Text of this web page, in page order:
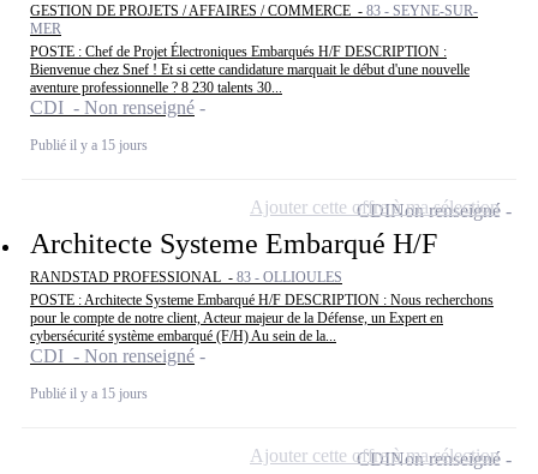
GESTION DE PROJETS / AFFAIRES / COMMERCE - 83 - SEYNE-SUR-
MER
POSTE : Chef de Projet Électroniques Embarqués H/F DESCRIPTION :
Bienvenue chez Snef ! Et si cette candidature marquait le début d'une nouvelle
aventure professionnelle ? 8 230 talents 30...
CDI - Non renseigné
Publié il y a 15 jours
Architecte Systeme Embarqué H/F
RANDSTAD PROFESSIONAL - 83 - OLLIOULES
POSTE : Architecte Systeme Embarqué H/F DESCRIPTION : Nous recherchons
pour le compte de notre client, Acteur majeur de la Défense, un Expert en
cybersécurité système embarqué (F/H) Au sein de la...
CDI - Non renseigné
Publié il y a 15 jours
CDINon renseigné
Ajouter cette offre à ma sélection
CDINon renseigné
Ajouter cette offre à ma sélection